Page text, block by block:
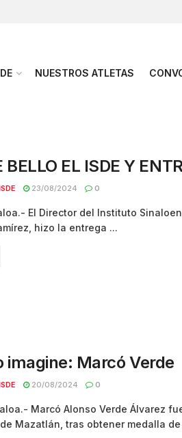
NUESTROS ATLETAS
BELLO EL ISDE Y
23/08/2024 0
El Director del Instituto
hizo la entrega ...
imagine: Marcó Verde
20/08/2024 0
Marcó Alonso Verde Álvarez
Mazatlán, tras obtener medalla de